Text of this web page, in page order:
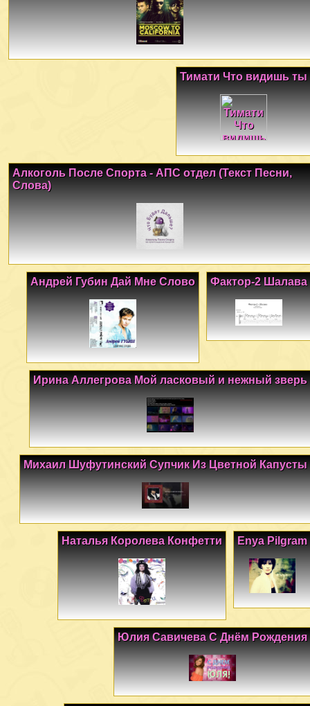
Тимати Что видишь ты
Алкоголь После Спорта - АПС отдел (Текст Песни,
Слова)
Фактор-2 Шалава
Андрей Губин Дай Мне Слово
Ирина Аллегрова Мой ласковый и нежный зверь
Михаил Шуфутинский Супчик Из Цветной Капусты
Enya Pilgram
Наталья Королева Конфетти
Юлия Савичева С Днём Рождения